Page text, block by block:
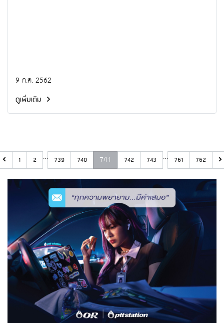
9 ก.ค. 2562
ดูเพิ่มเติม
1 2 … 739 740 741 742 743 … 761 762